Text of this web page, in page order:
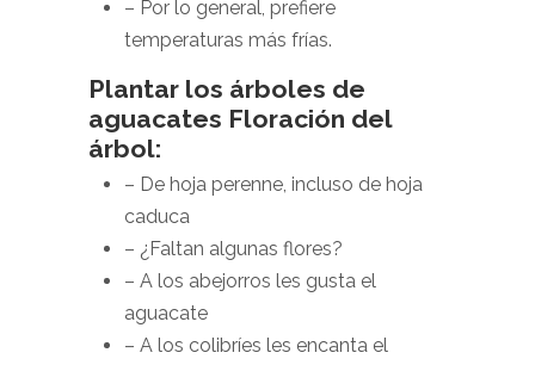
– Por lo general, prefiere
temperaturas más frías.
Plantar los árboles de
aguacates Floración del
árbol:
– De hoja perenne, incluso de hoja
caduca
– ¿Faltan algunas flores?
– A los abejorros les gusta el
aguacate
– A los colibríes les encanta el